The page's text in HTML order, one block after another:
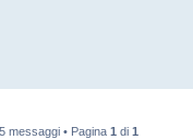
5 messaggi • Pagina 1di 1